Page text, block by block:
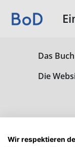
Das
Die
Wir respektieren